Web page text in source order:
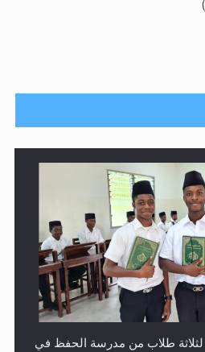
الأحمدية بنيجيريا لعام